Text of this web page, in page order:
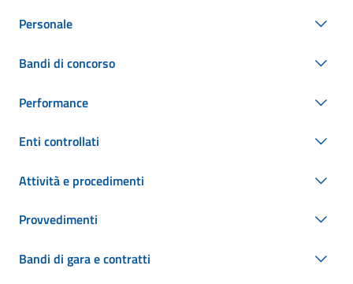
Personale
Bandi di concorso
Performance
Enti controllati
Attività e procedimenti
Provvedimenti
Bandi di gara e contratti